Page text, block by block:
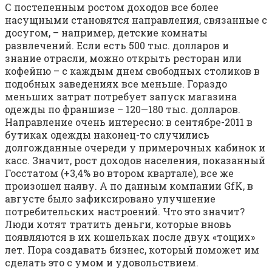
С постепенным ростом доходов все более
насущными становятся направления, связанные с
досугом, – например, детские комнаты
развлечений. Если есть 500 тыс. долларов и
знание отрасли, можно открыть ресторан или
кофейню – с каждым днем свободных столиков в
подобных заведениях все меньше. Гораздо
меньших затрат потребует запуск магазина
одежды по франшизе – 120—180 тыс. долларов.
Направление очень интересно: в сентябре-2011 в
бутиках одежды наконец-то случились
долгожданные очереди у примерочных кабинок и
касс. Значит, рост доходов населения, показанный
Госстатом (+3,4% во втором квартале), все же
произошел наяву. А по данным компании GfK, в
августе было зафиксировано улучшение
потребительских настроений. Что это значит?
Люди хотят тратить деньги, которые вновь
появляются в их кошельках после двух «тощих»
лет. Пора создавать бизнес, который поможет им
сделать это с умом и удовольствием.